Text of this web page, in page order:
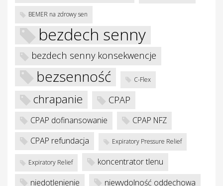
BEMER na zdrowy sen
bezdech senny
bezdech senny konsekwencje
bezsenność C-Flex
chrapanie CPAP
CPAP dofinansowanie
CPAP NFZ
CPAP refundacja
Expiratory Pressure Relief
Expiratory Relief
koncentrator tlenu
niedotlenienie
niewydolność oddechowa